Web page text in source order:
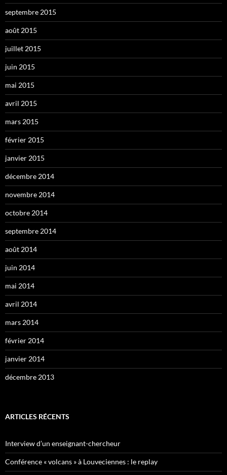
septembre 2015
août 2015
juillet 2015
juin 2015
mai 2015
avril 2015
mars 2015
février 2015
janvier 2015
décembre 2014
novembre 2014
octobre 2014
septembre 2014
août 2014
juin 2014
mai 2014
avril 2014
mars 2014
février 2014
janvier 2014
décembre 2013
ARTICLES RÉCENTS
Interview d’un enseignant-chercheur
Conférence « volcans » à Louveciennes : le replay